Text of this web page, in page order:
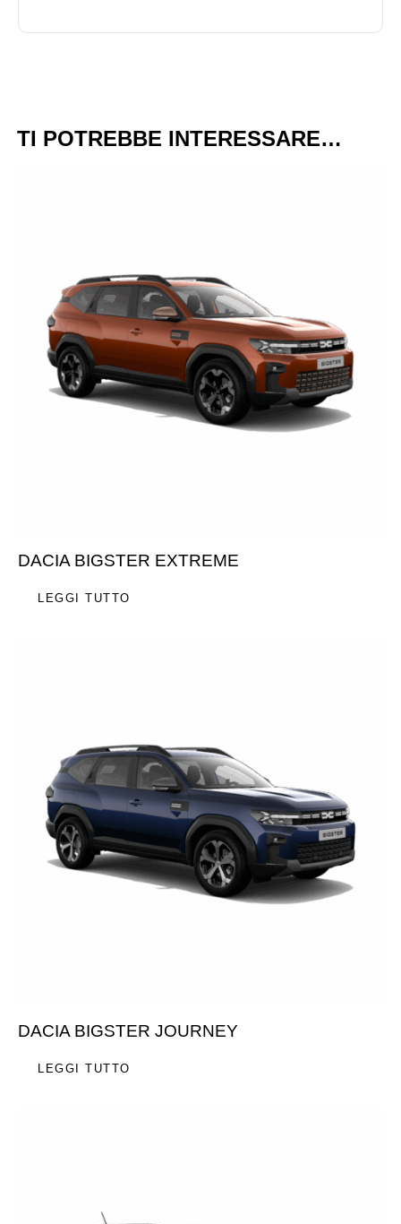
TI POTREBBE INTERESSARE…
DACIA BIGSTER EXTREME
LEGGI TUTTO
DACIA BIGSTER JOURNEY
LEGGI TUTTO